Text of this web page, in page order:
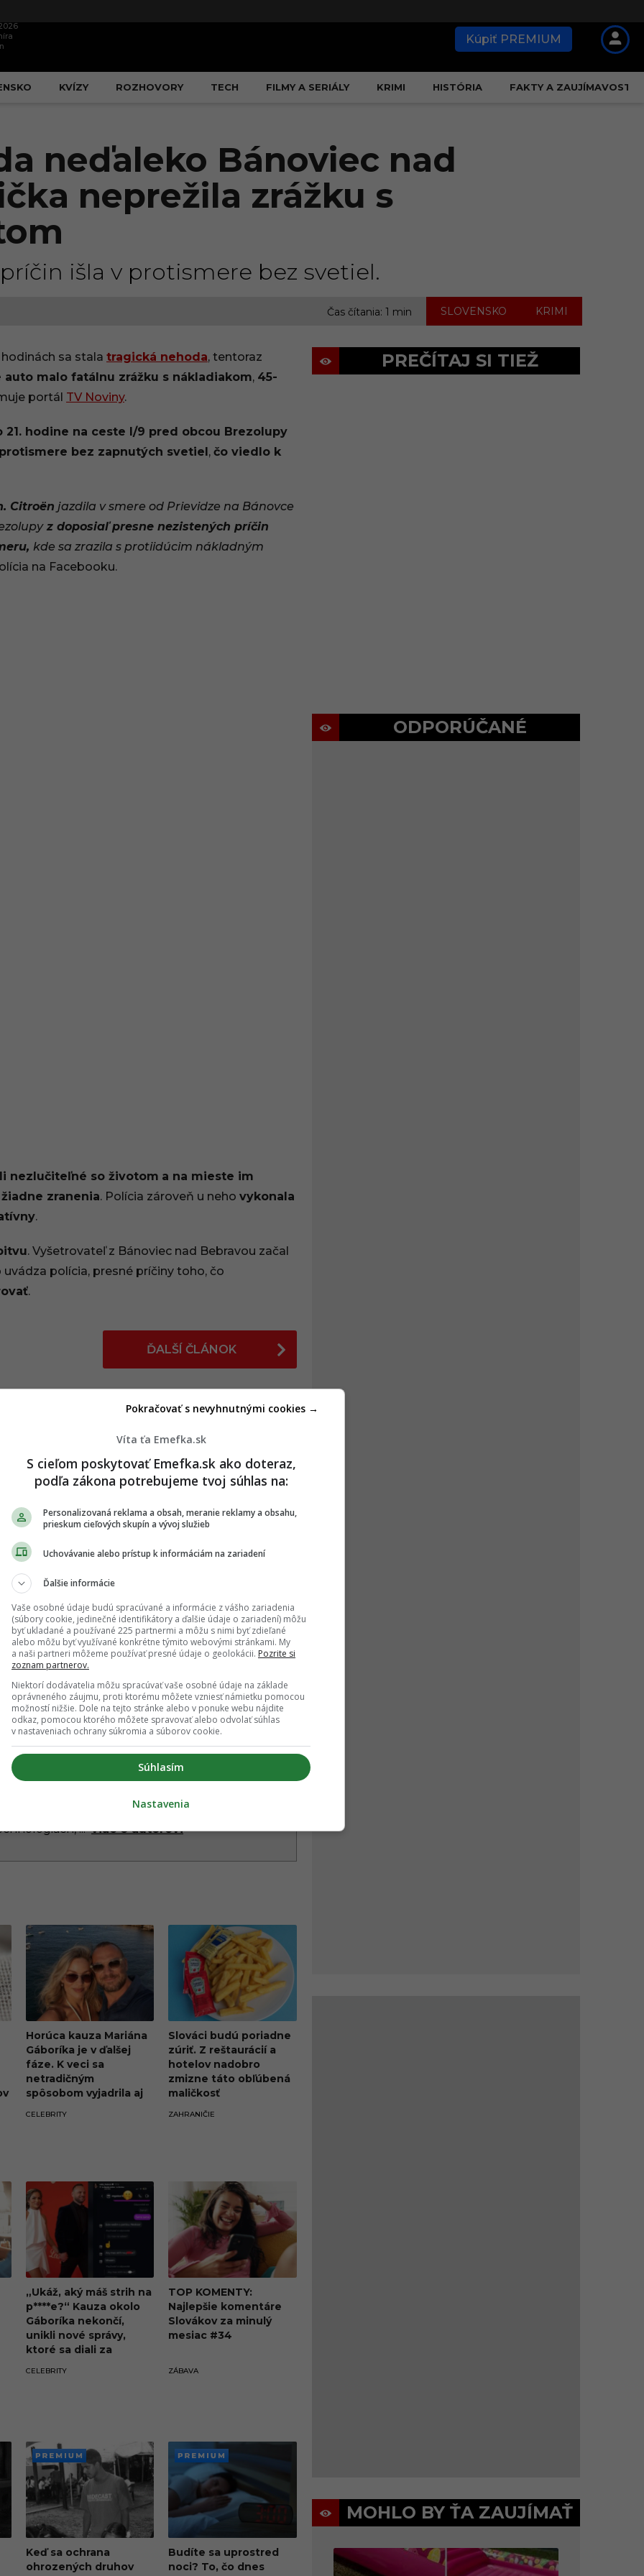
Kúpiť PREMIUM
KVÍZY ROZHOVORY TECH FILMY A SERIÁLY KRIMI HISTÓRIA FAKTY A ZAUJÍMAVOSTI
neďaleko Bánoviec nad
neprežila zrážku s
išla v protismere bez svetiel.
Čas čítania: 1 min SLOVENSKO KRIMI
sa stala tragická nehoda, tentoraz
auto malo fatálnu zrážku s nákladiakom, 45-
portál TV Noviny.
21. hodine na ceste I/9 pred obcou Brezolupy
bez zapnutých svetiel, čo viedlo k
Citroën jazdila v smere od Prievidze na Bánovce
z doposiaľ presne nezistených príčin
kde sa zrazila s protiidúcim nákladným
na Facebooku.
nezlučiteľné so životom a na mieste im
zranenia. Polícia zároveň u neho vykonala
.
. Vyšetrovateľ z Bánoviec nad Bebravou začal
uvádza polícia, presné príčiny toho, čo
.
ĎALŠÍ ČLÁNOK
NEHODA , SLOVENSKO
ZRÁŽKA
na Google Správy
žiadne dôležité novinky.
Sledovať
na hviezdičku ★ Sledovať
bol prispievateľom EMEFKA v roku 2024,
predovšetkým kinematografie.
dianie a prinášal články o filmoch,
... viac o autorovi
Horúca kauza Mariána
Gáboríka je v ďalšej
fáze. K veci sa
netradičným
spôsobom vyjadrila aj
CELEBRITY
Slováci budú poriadne
zúriť. Z reštaurácií a
hotelov nadobro
zmizne táto obľúbená
maličkosť
ZAHRANIČIE
„Ukáž, aký máš strih na
p****e?“ Kauza okolo
Gáboríka nekončí,
unikli nové správy,
ktoré sa diali za
CELEBRITY
TOP KOMENTY:
Najlepšie komentáre
Slovákov za minulý
mesiac #34
ZÁBAVA
PREMI
UM
Keď sa ochrana
ohrozených druhov
PREMI
UM
Budíte sa uprostred
noci? To, čo dnes
PREČÍTAJ SI TIEŽ
ODPORÚČANÉ
MOHLO BY ŤA ZAUJÍMAŤ
Víta ťa Emefka.sk
S cieľom poskytovať Emefka.sk ako doteraz,
podľa zákona potrebujeme tvoj súhlas na:
Personalizovaná reklama a obsah, meranie reklamy a obsahu,
prieskum cieľových skupín a vývoj služieb
Uchovávanie alebo prístup k informáciám na zariadení
Ďalšie informácie
Vaše osobné údaje budú spracúvané a informácie z vášho zariadenia
(súbory cookie, jedinečné identifikátory a ďalšie údaje o zariadení) môžu
byť ukladané a používané 225 partnermi a môžu s nimi byť zdieľané
alebo môžu byť využívané konkrétne týmito webovými stránkami. My
a naši partneri môžeme používať presné údaje o geolokácii. Pozrite si
zoznam partnerov.
Niektorí dodávatelia môžu spracúvať vaše osobné údaje na základe
oprávneného záujmu, proti ktorému môžete vzniesť námietku pomocou
možností nižšie. Dole na tejto stránke alebo v ponuke webu nájdite
odkaz, pomocou ktorého môžete spravovať alebo odvolať súhlas
v nastaveniach ochrany súkromia a súborov cookie.
Súhlasím
Pokračovať s nevyhnutnými cookies →
Nastavenia